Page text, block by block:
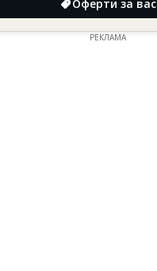
Оферти за вас
РЕКЛАМА